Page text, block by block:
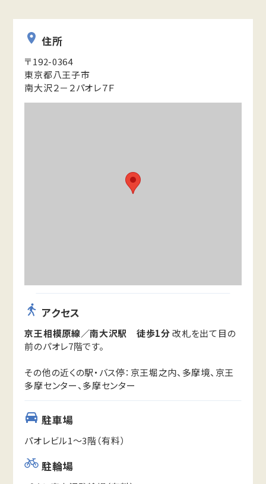
住所
〒192-0364
東京都八王子市
南大沢２－２パオレ７Ｆ
アクセス
京王相模原線／南大沢駅 徒歩1分改札を出て目の
前のパオレ7階です。
その他の近くの駅・バス停：京王堀之内、多摩境、京王
多摩センター、多摩センター
駐車場
パオレビル1～3階（有料）
駐輪場